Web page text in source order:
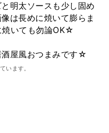
明太ソースも少し固め
は長めに焼いて膨らま
いても勿論OK☆
屋風おつまみです☆
います。